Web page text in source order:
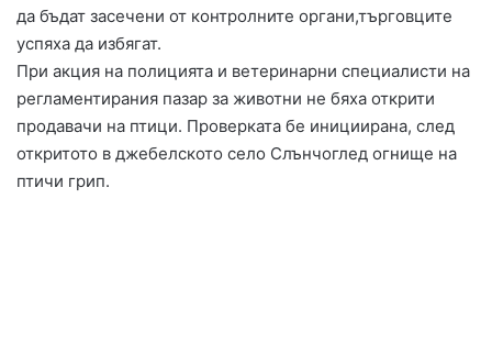
да бъдат засечени от контролните органи,търговците
успяха да избягат.
При акция на полицията и ветеринарни специалисти на
регламентирания пазар за животни не бяха открити
продавачи на птици. Проверката бе инициирана, след
откритото в джебелското село Слънчоглед огнище на
птичи грип.